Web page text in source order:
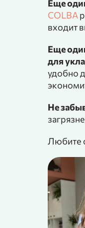
Еще
COLBA
входит
Еще
для
удобно
Не
Любите